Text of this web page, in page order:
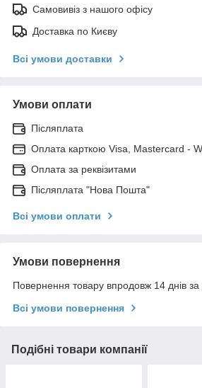
Самовивіз з нашого офісу
Доставка по Києву
Всі умови доставки
Умови оплати
Післяплата
Оплата карткою Visa, Mastercard -
Оплата за реквізитами
Післяплата "Нова Пошта"
Всі умови оплати
Умови повернення
Повернення товару впродовж 14 днів
Всі умови повернення
Подібні товари компанії